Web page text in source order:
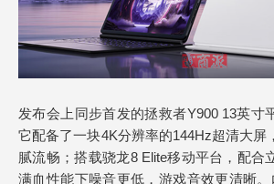
发布会上同步首发的拯救者Y900 13英寸
它配备了一块4K分辨率的144Hz超清大屏
腻流畅；搭载骁龙8 Elite移动平台，配合
满血性能下噪音更低，游戏音效更清晰。